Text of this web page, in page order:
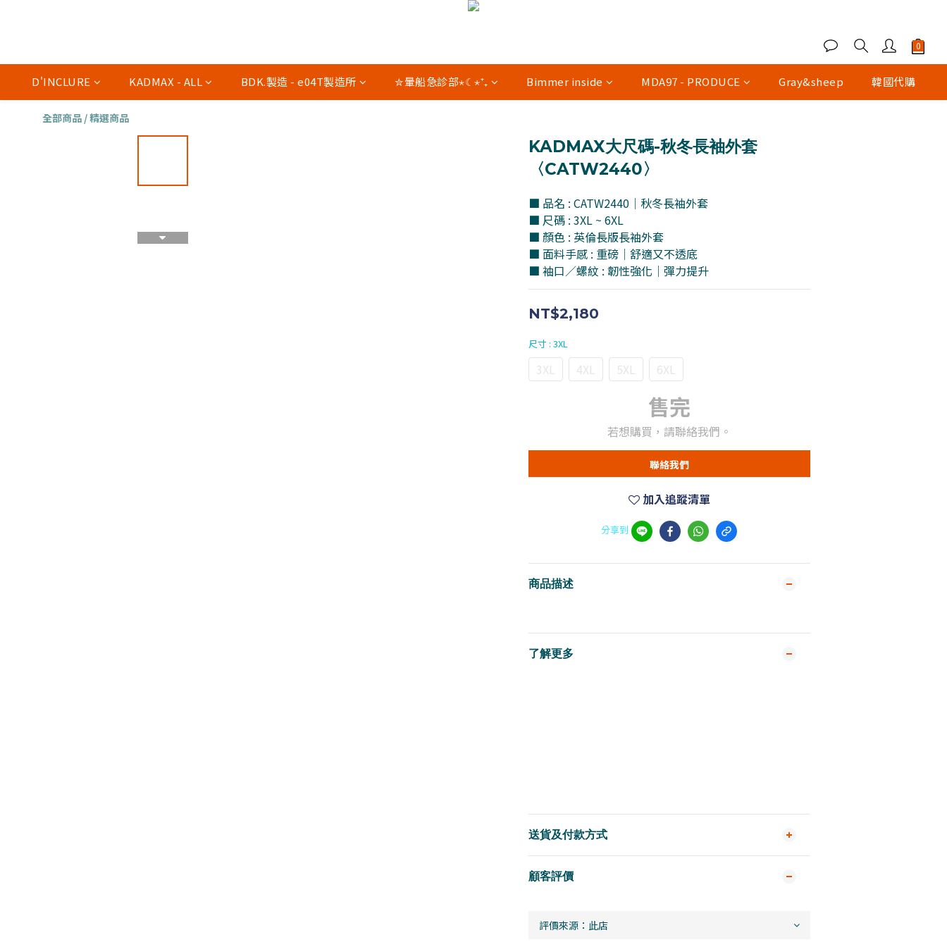
D'INCLURE KADMAX - ALL BDK.製造 - e04T製造所 ✮暈船急診部⋆☾⋆⁺₊ Bimmer inside MDA97 - PRODUCE Gray&sheep 韓國代購
全部商品 /精選商品
KADMAX大尺碼-秋冬長袖外套
〈CATW2440〉
■ 品名 : CATW2440｜秋冬長袖外套
■ 尺碼 : 3XL ~ 6XL
■ 顏色 : 英倫長版長袖外套
■ 面料手感 : 重磅｜舒適又不透底
■ 袖口／螺紋 : 韌性強化｜彈力提升
NT$2,180
尺寸 : 3XL
3XL 4XL 5XL 6XL
售完
若想購買，請聯絡我們。
聯絡我們
加入追蹤清單
分享到
商品描述
了解更多
送貨及付款方式
顧客評價